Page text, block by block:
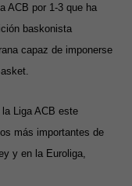
ACB por 1-3 que ha
baskonista
capaz de imponerse
Liga ACB este
más importantes de
y en la Euroliga,